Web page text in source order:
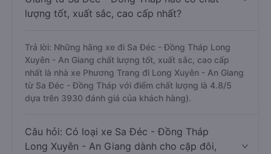
lượng tốt, xuất sắc, cao cấp nhất?
Trả lời: Những hãng xe đi Sa Đéc - Đồng Tháp Long
Xuyên - An Giang chất lượng tốt, xuất sắc, cao cấp
nhất là nhà xe Phương Trang đi Long Xuyên - An Giang
từ Sa Đéc - Đồng Tháp với điểm chất lượng là 4.8/5
dựa trên 3930 đánh giá của khách hàng).
Câu hỏi: Có loại xe Sa Đéc - Đồng Tháp
Long Xuyên - An Giang dành cho cặp đôi,